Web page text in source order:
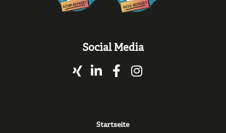
Social Media
Fußzeile
Startseite